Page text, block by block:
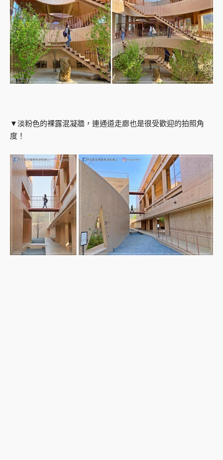
▼淡粉色的裸露混凝牆，連通道走廊也是很受歡迎的拍照角
度！